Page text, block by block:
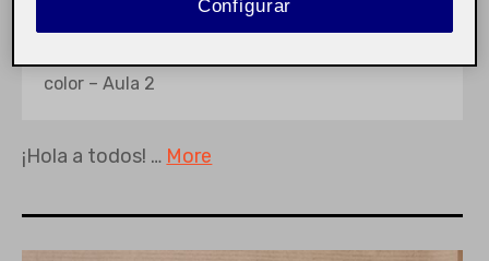
color – Aula 2
¡Hola a todos! … More
Configurar